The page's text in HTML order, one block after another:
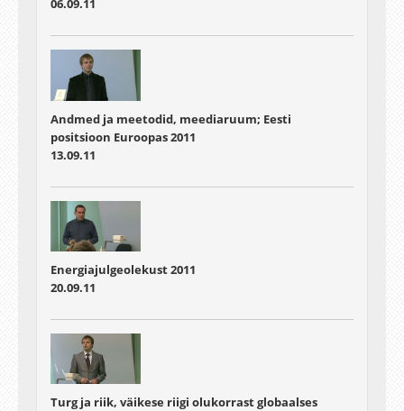
06.09.11
Andmed ja meetodid, meediaruum; Eesti
positsioon Euroopas 2011
13.09.11
Energiajulgeolekust 2011
20.09.11
Turg ja riik, väikese riigi olukorrast globaalses